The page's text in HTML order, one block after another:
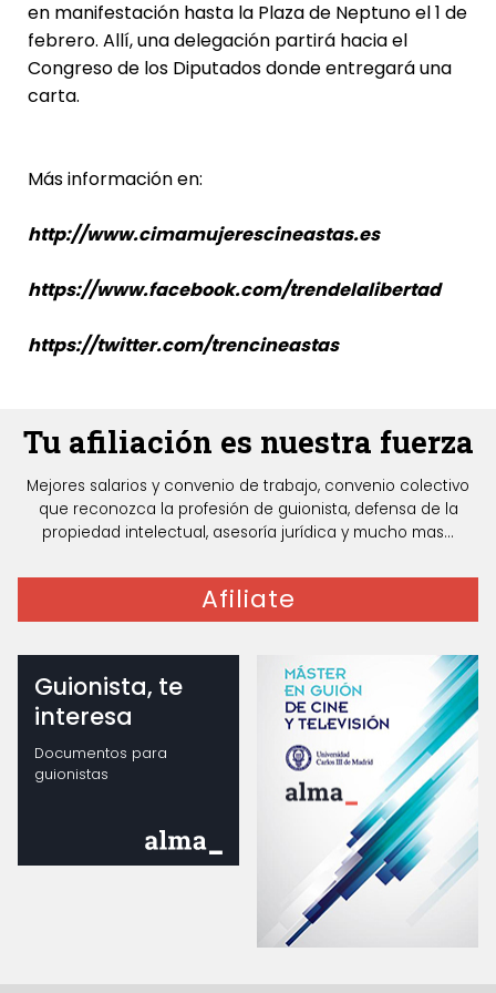
en manifestación hasta la Plaza de Neptuno el 1 de
febrero. Allí, una delegación partirá hacia el
Congreso de los Diputados donde entregará una
carta.
Más información en:
http://www.cimamujerescineastas.es
https://www.facebook.com/trendelalibertad
https://twitter.com/trencineastas
Tu afiliación es nuestra fuerza
Mejores salarios y convenio de trabajo, convenio colectivo
que reconozca la profesión de guionista, defensa de la
propiedad intelectual, asesoría jurídica y mucho mas...
Afiliate
Guionista, te
interesa
Documentos para
guionistas